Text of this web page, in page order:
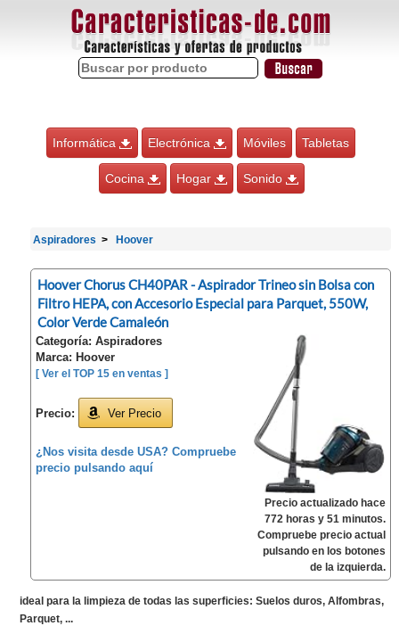
Informática Electrónica Móviles Tabletas
Cocina Hogar Sonido
Aspiradores Hoover
Hoover Chorus CH40PAR - Aspirador Trineo sin Bolsa con
Filtro HEPA, con Accesorio Especial para Parquet, 550W,
Color Verde Camaleón
Categoría: Aspiradores
Marca: Hoover
[ Ver el TOP 15 en ventas ]
Precio: Ver Precio
¿Nos visita desde USA? Compruebe
precio pulsando aquí
Precio actualizado hace
772 horas y 51 minutos.
Compruebe precio actual
pulsando en los botones
de la izquierda.
ideal para la limpieza de todas las superficies: Suelos duros, Alfombras,
Parquet, ...